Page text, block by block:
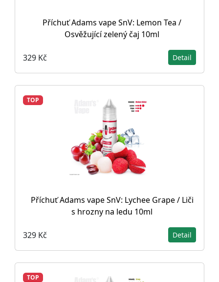
Příchuť Adams vape SnV: Lemon Tea /
Osvěžující zelený čaj 10ml
329 Kč Detail
TOP
Příchuť Adams vape SnV: Lychee Grape / Liči
s hrozny na ledu 10ml
329 Kč Detail
TOP